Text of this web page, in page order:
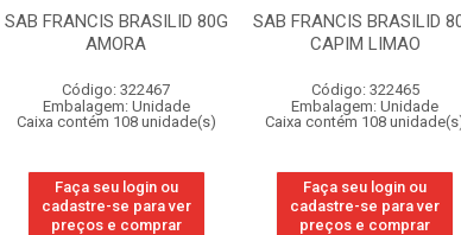
SAB FRANCIS BRASILID 80G
AMORA
Código: 322467
Embalagem: Unidade
Caixa contém 108 unidade(s)
Faça seu login ou
cadastre-se para ver
preços e comprar
SAB FRANCIS BRASILID
CAPIM LIMAO
Código: 322465
Embalagem: Unidade
Caixa contém 108
Faça seu login ou
cadastre-se para ver
preços e comprar